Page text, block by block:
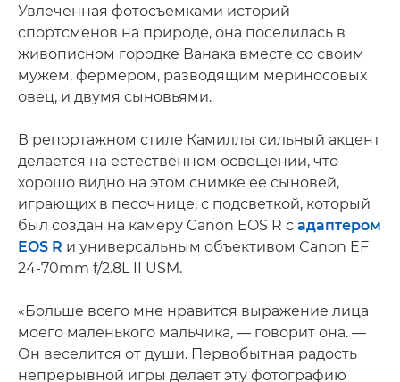
Увлеченная фотосъемками историй
спортсменов на природе, она поселилась в
живописном городке Ванака вместе со своим
мужем, фермером, разводящим мериносовых
овец, и двумя сыновьями.
В репортажном стиле Камиллы сильный акцент
делается на естественном освещении, что
хорошо видно на этом снимке ее сыновей,
играющих в песочнице, с подсветкой, который
был создан на камеру Canon EOS R с адаптером
EOS R и универсальным объективом Canon EF
24-70mm f/2.8L II USM.
«Больше всего мне нравится выражение лица
моего маленького мальчика, — говорит она. —
Он веселится от души. Первобытная радость
непрерывной игры делает эту фотографию